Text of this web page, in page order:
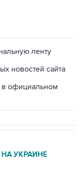
ленту
новостей сайта
в официальном
УКРАИНЕ